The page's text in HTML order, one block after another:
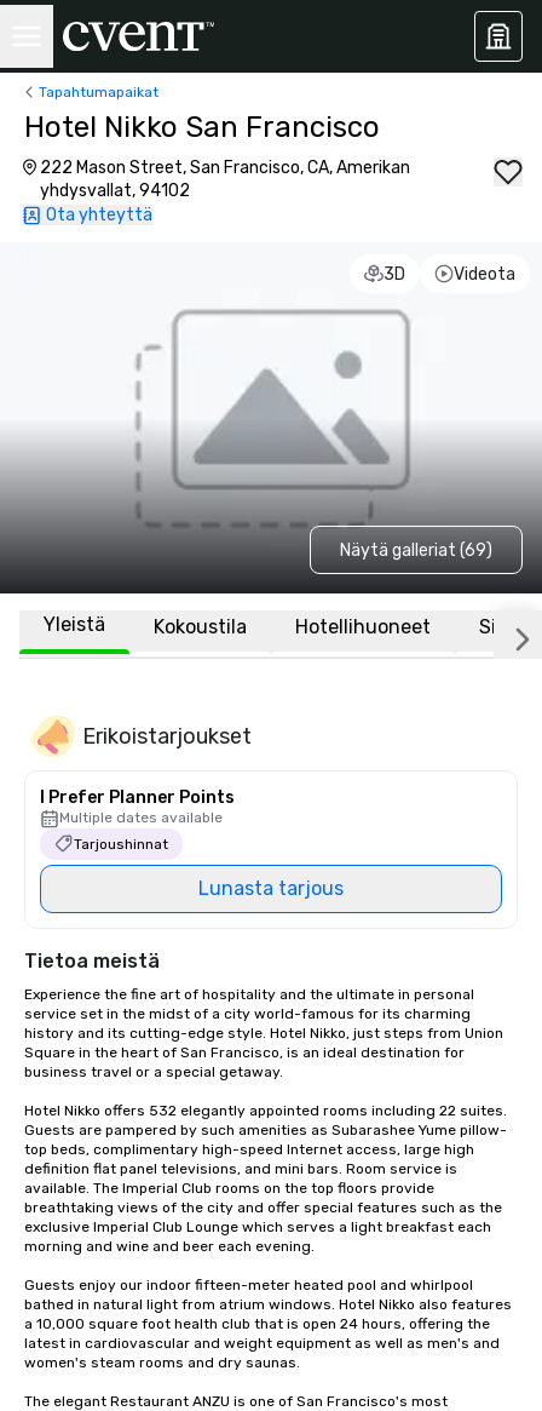
Tapahtumapaikat
Hotel Nikko San Francisco
222 Mason Street, San Francisco, CA, Amerikan
yhdysvallat, 94102
Ota yhteyttä
3D Videota
Näytä galleriat (69)
Yleistä Kokoustila Hotellihuoneet Sijainti
Erikoistarjoukset
I Prefer Planner Points
Multiple dates available
Tarjoushinnat
Lunasta tarjous
Tietoa meistä
Experience the fine art of hospitality and the ultimate in personal
service set in the midst of a city world-famous for its charming
history and its cutting-edge style. Hotel Nikko, just steps from Union
Square in the heart of San Francisco, is an ideal destination for
business travel or a special getaway.
Hotel Nikko offers 532 elegantly appointed rooms including 22 suites.
Guests are pampered by such amenities as Subarashee Yume pillow-
top beds, complimentary high-speed Internet access, large high
definition flat panel televisions, and mini bars. Room service is
available. The Imperial Club rooms on the top floors provide
breathtaking views of the city and offer special features such as the
exclusive Imperial Club Lounge which serves a light breakfast each
morning and wine and beer each evening.
Guests enjoy our indoor fifteen-meter heated pool and whirlpool
bathed in natural light from atrium windows. Hotel Nikko also features
a 10,000 square foot health club that is open 24 hours, offering the
latest in cardiovascular and weight equipment as well as men's and
women's steam rooms and dry saunas.
The elegant Restaurant ANZU is one of San Francisco's most